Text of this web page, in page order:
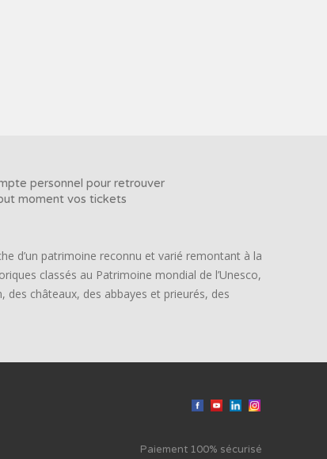
personnel pour retrouver
moment vos tickets
d’un patrimoine reconnu et varié remontant à la
classés au Patrimoine mondial de l’Unesco,
châteaux, des abbayes et prieurés, des
Paiement 100% sécurisé